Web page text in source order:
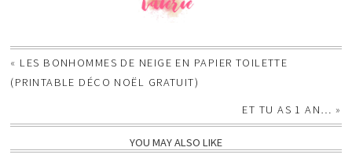
« LES BONHOMMES DE NEIGE EN PAPIER TOILETTE
(PRINTABLE DÉCO NOËL GRATUIT)
ET TU AS 1 AN… »
YOU MAY ALSO LIKE